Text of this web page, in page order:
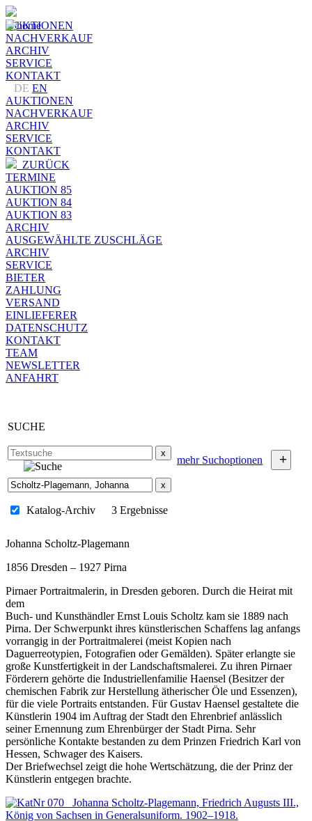
AUKTIONEN
NACHVERKAUF
ARCHIV
SERVICE
KONTAKT
DE EN
AUKTIONEN
NACHVERKAUF
ARCHIV
SERVICE
KONTAKT
ZURÜCK
TERMINE
AUKTION 85
AUKTION 84
AUKTION 83
ARCHIV
AUSGEWÄHLTE ZUSCHLÄGE
ARCHIV
SERVICE
BIETER
ZAHLUNG
VERSAND
EINLIEFERER
DATENSCHUTZ
KONTAKT
TEAM
NEWSLETTER
ANFAHRT
SUCHE
x
mehr Suchoptionen +
x
Katalog-Archiv 3 Ergebnisse
Johanna Scholtz-Plagemann
1856 Dresden – 1927 Pirna
Pirnaer Portraitmalerin, in Dresden geboren. Durch die Heirat mit
dem
Buch- und Kunsthändler Ernst Louis Scholtz kam sie 1889 nach
Pirna. Der Schwerpunkt ihres künstlerischen Schaffens lag anfangs
vorrangig in der Portraitmalerei (meist Kopien nach
Daguerreotypien, Fotografien oder Gemälden). Später erlangte sie
große Kunstfertigkeit in der Landschaftsmalerei. Zu ihren Pirnaer
Förderern gehörte die Industriellenfamilie Haensel (Besitzer der
chemischen Fabrik zur Herstellung ätherischer Öle und Essenzen),
für die viele Portraits entstanden. Für Gustav Haensel gestaltete die
Künstlerin 1904 im Auftrag der Stadt den Ehrenbrief anlässlich
seiner Ernennung zum Ehrenbürger der Stadt Pirna. Sehr
persönliche Kontakte bestanden zu dem Prinzen Friedrich Karl von
Hessen, Schwager des Kaisers.
Der Briefwechsel zeigt die hohe Wertschätzung, die der Prinz der
Künstlerin entgegen brachte.